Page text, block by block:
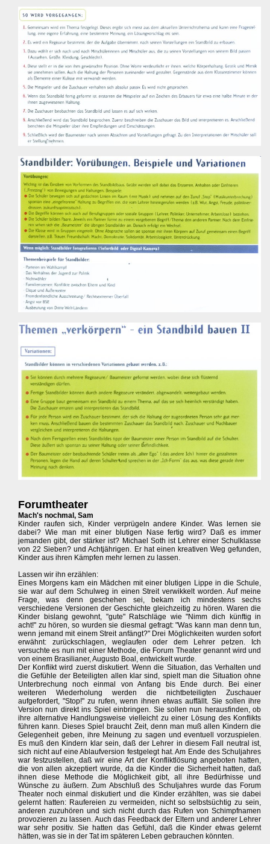
Forumtheater
Mach's nochmal, Sam
Kinder raufen sich, Kinder verprügeln andere Kinder. Was lernen sie
dabei? Wie man mit einer blutigen Nase fertig wird? Daß es immer
jemanden gibt, der stärker ist? Michael Soth ist Lehrer einer Schulklasse
von 22 Sieben? und Achtjährigen. Er hat einen kreativen Weg gefunden,
Kinder aus ihren Kämpfen mehr lernen zu lassen.
Lassen wir ihn erzählen:
Eines Morgens kam ein Mädchen mit einer blutigen Lippe in die Schule,
sie war auf dem Schulweg in einen Streit verwikkelt worden. Auf meine
Frage, was denn geschehen sei, bekam ich mindestens sechs
verschiedene Versionen der Geschichte gleichzeitig zu hören. Waren die
Kinder bislang gewohnt, "gute" Ratschläge wie "Nimm dich künftig in
acht!" zu hören, so wurden sie diesmal gefragt: "Was kann man denn tun,
wenn jemand mit einem Streit anfängt?" Drei Möglichkeiten wurden sofort
erwähnt: zurückschlagen, weglaufen oder dem Lehrer petzen. Ich
versuchte es nun mit einer Methode, die Forum Theater genannt wird und
von einem Brasilianer, Augusto Boal, entwickelt wurde.
Der Konflikt wird zuerst diskutiert. Wenn die Situation, das Verhalten und
die Gefühle der Beteiligten allen klar sind, spielt man die Situation ohne
Unterbrechung noch einmal von Anfang bis Ende durch. Bei einer
weiteren Wiederholung werden die nichtbeteiligten Zuschauer
aufgefordert, "Stop!" zu rufen, wenn ihnen etwas auffällt. Sie sollen ihre
Version nun direkt ins Spiel einbringen. Sie sollen nun herausfinden, ob
ihre alternative Handlungsweise vielleicht zu einer Lösung des Konflikts
führen kann. Dieses Spiel braucht Zeit, denn man muß allen Kindern die
Gelegenheit geben, ihre Meinung zu sagen und eventuell vorzuspielen.
Es muß den Kindern klar sein, daß der Lehrer in diesem Fall neutral ist,
sich nicht auf eine Ablaufversion festgelegt hat. Am Ende des Schuljahres
war festzustellen, daß wir eine Art der Konfliktlösung angeboten hatten,
die von allen akzeptiert wurde, da die Kinder die Sicherheit hatten, daß
ihnen diese Methode die Möglichkeit gibt, all ihre Bedürfnisse und
Wünsche zu äußern. Zum Abschluß des Schuljahres wurde das Forum
Theater noch einmal diskutiert und die Kinder erzählten, was sie dabei
gelernt hatten: Raufereien zu vermeiden, nicht so selbstsüchtig zu sein,
anderen zuzuhören und sich nicht durch das Rufen von Schimpfnamen
provozieren zu lassen. Auch das Feedback der Eltern und anderer Lehrer
war sehr positiv. Sie hatten das Gefühl, daß die Kinder etwas gelernt
hätten, was sie in der Tat im späteren Leben gebrauchen könnten.